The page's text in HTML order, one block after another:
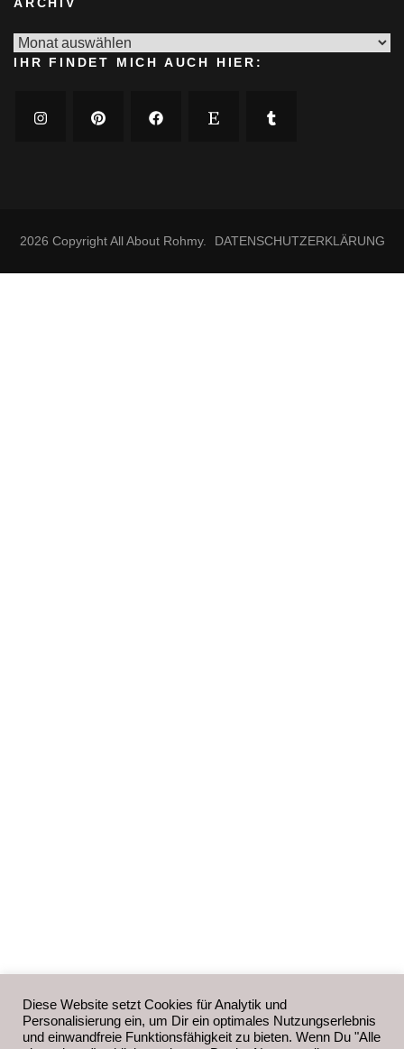
Archiv
IHR FINDET MICH AUCH HIER:
2026 CopyrightAll About Rohmy. DATENSCHUTZERKLÄRUNG
Diese Website setzt Cookies für Analytik und
Personalisierung ein, um Dir ein optimales Nutzungserlebnis
und einwandfreie Funktionsfähigkeit zu bieten. Wenn Du "Alle